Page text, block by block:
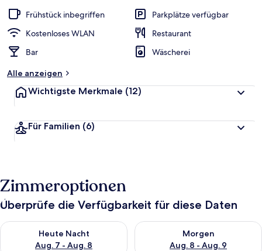
Frühstück inbegriffen
Parkplätze verfügbar
Kostenloses WLAN
Restaurant
Bar
Wäscherei
Alle anzeigen
Wichtigste Merkmale (12)
Für Familien (6)
Zimmeroptionen
Überprüfe die Verfügbarkeit für diese Daten
Heute Nacht
Aug. 7 - Aug. 8
Überprüfe die Verfügbarkeit für heute Nacht, Aug. 7 - Aug. 8.
Morgen
Aug. 8 - Aug. 9
Überprüfe die Verfügbarkeit